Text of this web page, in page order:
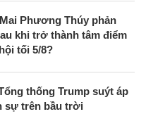
Phương Thúy phản
khi trở thành tâm điểm
tối 5/8?
thống Trump suýt áp
sự trên bầu trời